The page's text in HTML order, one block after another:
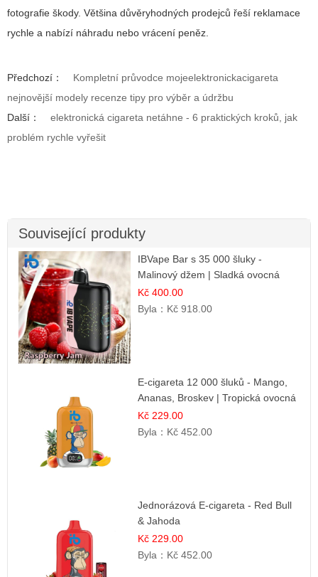
fotografie škody. Většina důvěryhodných prodejců řeší reklamace
rychle a nabízí náhradu nebo vrácení peněz.
Předchozí：
Kompletní průvodce mojeelektronickacigareta
nejnovější modely recenze tipy pro výběr a údržbu
Další：
elektronická cigareta netáhne - 6 praktických kroků, jak
problém rychle vyřešit
Související produkty
IBVape Bar s 35 000 šluky -
Malinový džem | Sladká ovocná
příchuť
Kč 400.00
Byla： Kč 918.00
E-cigareta 12 000 šluků - Mango,
Ananas, Broskev | Tropická ovocná
směs
Kč 229.00
Byla： Kč 452.00
Jednorázová E-cigareta - Red Bull
& Jahoda
Kč 229.00
Byla： Kč 452.00